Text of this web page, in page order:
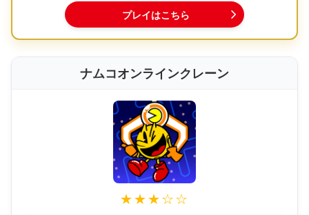
プレイはこちら
ナムコオンラインクレーン
★★★☆☆